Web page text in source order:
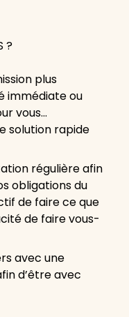
?
plus
immédiate ou
vous…
solution rapide
régulière afin
obligations du
de faire ce que
de faire vous-
avec une
d’être avec